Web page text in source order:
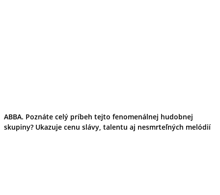
ABBA. Poznáte celý príbeh tejto fenomenálnej hudobnej
skupiny? Ukazuje cenu slávy, talentu aj nesmrteľných melódií